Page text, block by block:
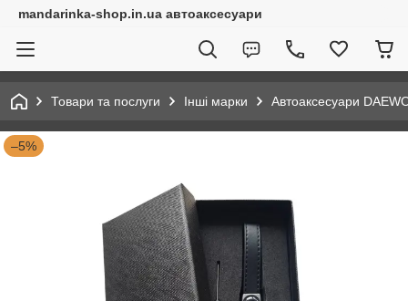
mandarinka-shop.in.ua автоаксесуари
Товари та послуги Інші марки Автоаксесуари
–5%